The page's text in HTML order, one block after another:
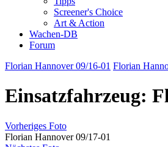
Screener's Choice
Art & Action
Wachen-DB
Forum
Florian Hannover 09/16-01 Florian
Einsatzfahrzeug:
Vorheriges Foto
Florian Hannover 09/17-01